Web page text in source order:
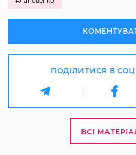
ПОДІЛИТИСЯ В
ВСІ